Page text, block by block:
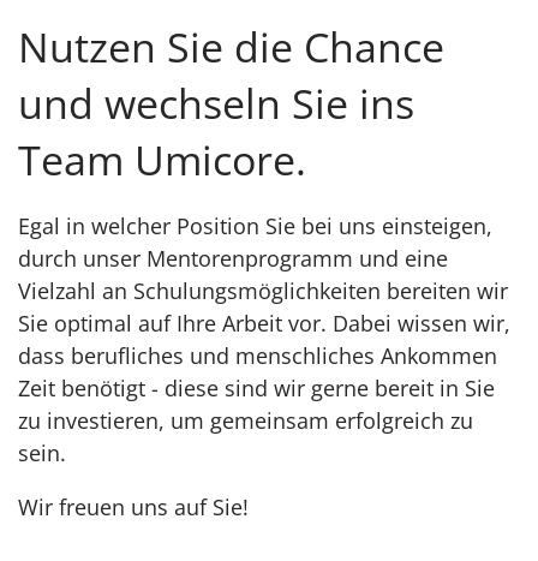
Nutzen Sie die Chance
und wechseln Sie ins
Team Umicore.
Egal in welcher Position Sie bei uns einsteigen,
durch unser Mentorenprogramm und eine
Vielzahl an Schulungsmöglichkeiten bereiten wir
Sie optimal auf Ihre Arbeit vor. Dabei wissen wir,
dass berufliches und menschliches Ankommen
Zeit benötigt - diese sind wir gerne bereit in Sie
zu investieren, um gemeinsam erfolgreich zu
sein.
Wir freuen uns auf Sie!